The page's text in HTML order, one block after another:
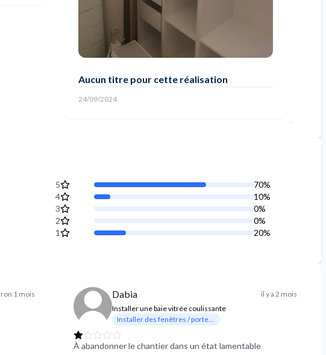
Aucun titre pour cette réalisation
24/09/2024
5 70%
4
10%
3
0%
2
0%
1
20%
1 mois Dabia
Installer une baie vitrée coulissante
Installer des fenêtres / portes-fenêtres
il y a 2 mois
À abandonner le chantier dans un état lamentable